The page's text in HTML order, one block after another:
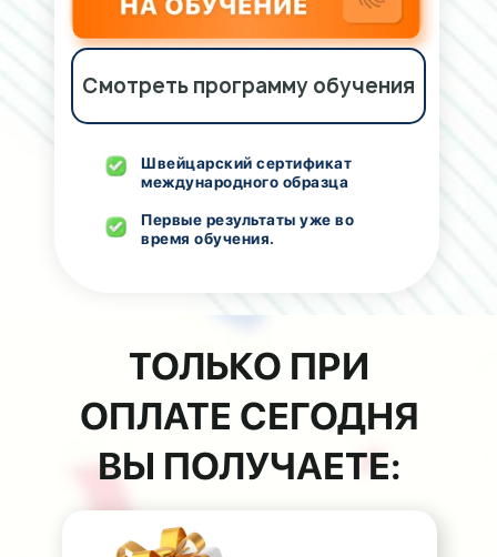
Швейцарский сертификат
международного образца
Первые результаты уже во
время обучения.
Смотреть программу обучения
ТОЛЬКО ПРИ
ОПЛАТЕ СЕГОДНЯ
ВЫ ПОЛУЧАЕТЕ: